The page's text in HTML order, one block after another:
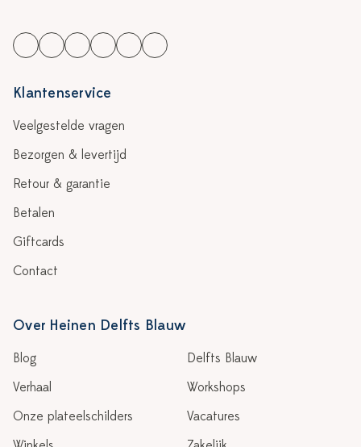
Klantenservice
Veelgestelde vragen
Bezorgen & levertijd
Retour & garantie
Betalen
Giftcards
Contact
Over Heinen Delfts Blauw
Blog
Verhaal
Onze plateelschilders
Delfts Blauw
Workshops
Vacatures